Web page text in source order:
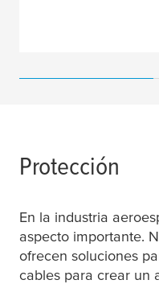
Protección
En la industria
aspecto importante.
ofrecen soluciones
cables para crear un